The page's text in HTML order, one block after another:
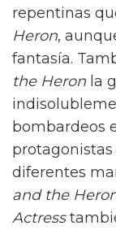
repentinas
Heron,
fantasía.
the Heron la
bombardeos
diferentes
and the
Actress